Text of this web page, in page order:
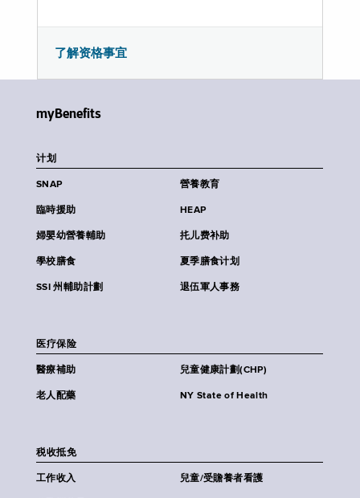
了解资格事宜
myBenefits
计划
SNAP 營養教育
臨時援助 HEAP
婦嬰幼營養輔助 扥儿费补助
學校膳食 夏季膳食计划
SSI 州輔助計劃 退伍軍人事務
医疗保险
醫療補助 兒童健康計劃(CHP)
老人配藥 NY State of Health
税收抵免
工作收入 兒童/受贍養者看護